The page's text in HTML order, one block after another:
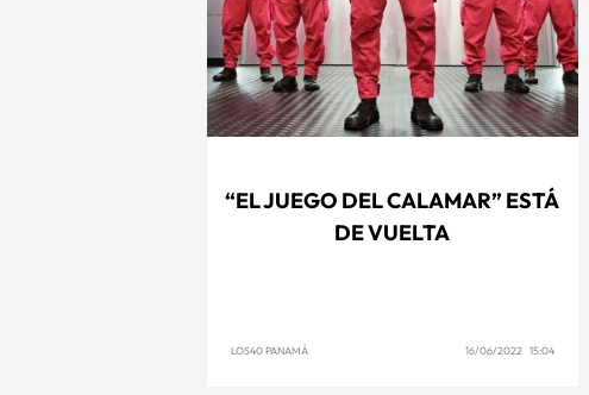
“EL JUEGO DEL CALAMAR” ESTÁ
DE VUELTA
LOS40 PANAMÁ 16/06/2022 15:04